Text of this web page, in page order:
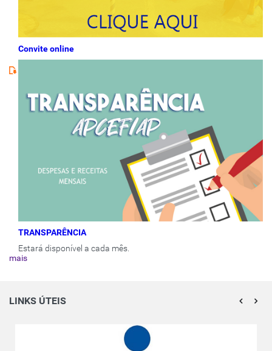
Convite online
TRANSPARÊNCIA
Estará disponível a cada mês.
mais
LINKS ÚTEIS